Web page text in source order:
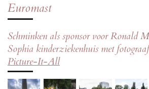
Euromast
Schminken als sponsor voor Ronald
Sophia kinderziekenhuis met
Picture-It-All